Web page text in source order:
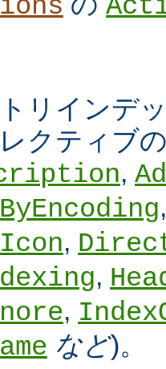
リインデ
クティブ
,
,
,
,
など)。